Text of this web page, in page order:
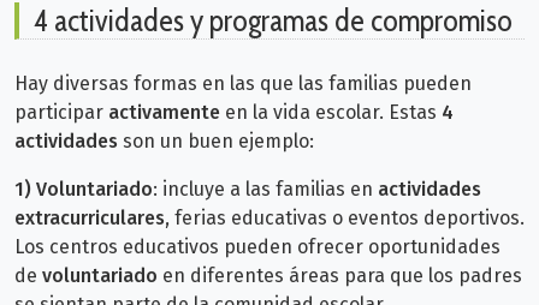
4 actividades y programas de compromiso
Hay diversas formas en las que las familias pueden
participar activamente en la vida escolar. Estas 4
actividades son un buen ejemplo:
1) Voluntariado: incluye a las familias en actividades
extracurriculares, ferias educativas o eventos deportivos.
Los centros educativos pueden ofrecer oportunidades
de voluntariado en diferentes áreas para que los padres